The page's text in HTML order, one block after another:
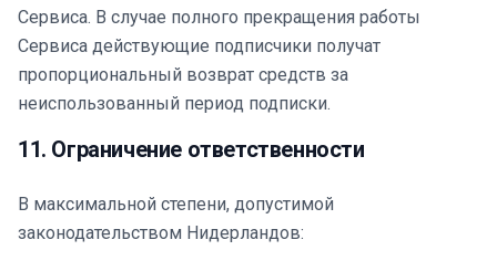
Сервиса. В случае полного прекращения работы
Сервиса действующие подписчики получат
пропорциональный возврат средств за
неиспользованный период подписки.
11. Ограничение ответственности
В максимальной степени, допустимой
законодательством Нидерландов: